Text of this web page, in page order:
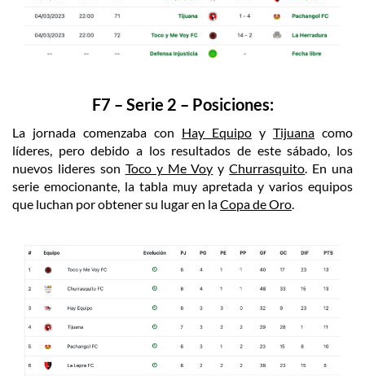
F7 – Serie 2 – Posiciones:
La jornada comenzaba con Hay Equipo y Tijuana como
líderes, pero debido a los resultados de este sábado, los
nuevos lideres son Toco y Me Voy yChurrasquito . En una
serie emocionante, la tabla muy apretada y varios equipos
que luchan por obtener su lugar en laCopa de Oro